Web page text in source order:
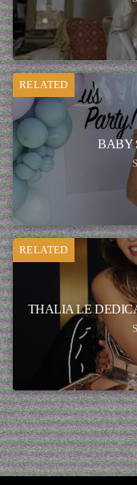
RELATED
BABY
RELATED
THALIA LE